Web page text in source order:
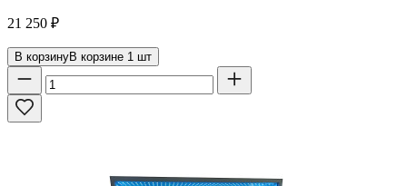
21 250 ₽
В корзинуВ корзине 1 шт